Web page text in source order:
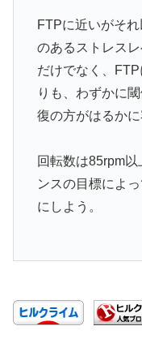
FTPに近いがそ
のあるストレス
だけでなく、
りも、わずかに
復の方がはるかに
回転数は85rpm
ンスの目標によ
にしよう。